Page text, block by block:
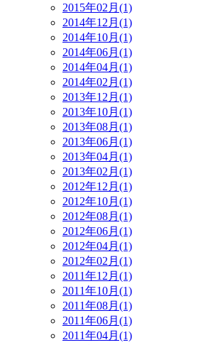
2015年02月(1)
2014年12月(1)
2014年10月(1)
2014年06月(1)
2014年04月(1)
2014年02月(1)
2013年12月(1)
2013年10月(1)
2013年08月(1)
2013年06月(1)
2013年04月(1)
2013年02月(1)
2012年12月(1)
2012年10月(1)
2012年08月(1)
2012年06月(1)
2012年04月(1)
2012年02月(1)
2011年12月(1)
2011年10月(1)
2011年08月(1)
2011年06月(1)
2011年04月(1)